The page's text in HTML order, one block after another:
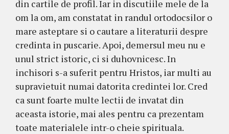
din cartile de profil. Iar in discutiile mele de la
om la om, am constatat in randul ortodocsilor o
mare asteptare si o cautare a literaturii despre
credinta in puscarie. Apoi, demersul meu nu e
unul strict istoric, ci si duhovnicesc. In
inchisori s-a suferit pentru Hristos, iar multi au
supravietuit numai datorita credintei lor. Cred
ca sunt foarte multe lectii de invatat din
aceasta istorie, mai ales pentru ca prezentam
toate materialele intr-o cheie spirituala.